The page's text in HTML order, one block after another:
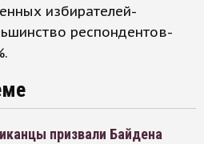
избирателей-
респондентов-
призвали Байдена